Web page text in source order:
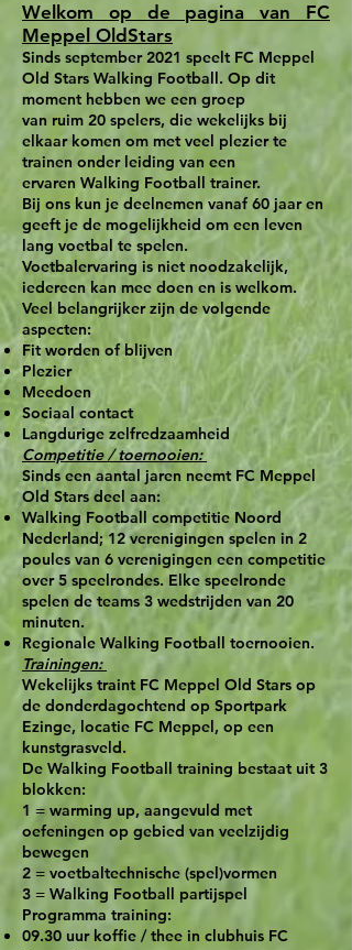
Welkom op de pagina van FC
Meppel OldStars
Sinds september 2021 speelt FC Meppel
Old Stars Walking Football. Op dit
moment hebben we een groep
van ruim 20 spelers, die wekelijks bij
elkaar komen om met veel plezier te
trainen onder leiding van een
ervaren Walking Football trainer.
Bij ons kun je deelnemen vanaf 60 jaar en
geeft je de mogelijkheid om een leven
lang voetbal te spelen.
Voetbalervaring is niet noodzakelijk,
iedereen kan mee doen en is welkom.
Veel belangrijker zijn de volgende
aspecten:
Fit worden of blijven
Plezier
Meedoen
Sociaal contact
Langdurige zelfredzaamheid
Competitie / toernooien:
Sinds een aantal jaren neemt FC Meppel
Old Stars deel aan:
Walking Football competitie Noord
Nederland; 12 verenigingen spelen in 2
poules van 6 verenigingen een competitie
over 5 speelrondes. Elke speelronde
spelen de teams 3 wedstrijden van 20
minuten.
Regionale Walking Football toernooien.
Trainingen:
Wekelijks traint FC Meppel Old Stars op
de donderdagochtend op Sportpark
Ezinge, locatie FC Meppel, op een
kunstgrasveld.
De Walking Football training bestaat uit 3
blokken:
1 = warming up, aangevuld met
oefeningen op gebied van veelzijdig
bewegen
2 = voetbaltechnische (spel)vormen
3 = Walking Football partijspel
Programma training:
09.30 uur koffie / thee in clubhuis FC